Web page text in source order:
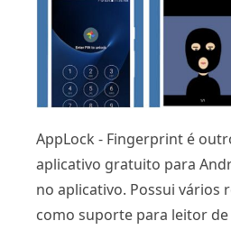
AppLock - Fingerprint é
aplicativo gratuito para
no aplicativo. Possui vários
como suporte para leitor